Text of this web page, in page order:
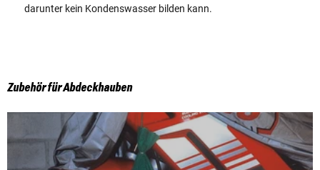
darunter kein Kondenswasser bilden kann.
Zubehör für Abdeckhauben